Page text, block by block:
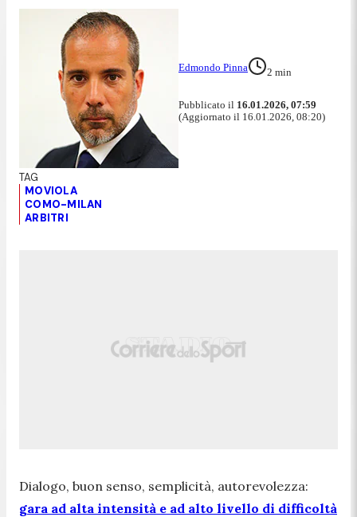
Edmondo Pinna 2 min
Pubblicato il 16.01.2026, 07:59
(Aggiornato il 16.01.2026, 08:20)
MOVIOLA
COMO-MILAN
ARBITRI
Dialogo, buon senso, semplicità, autorevolezza:
gara ad alta intensità e ad alto livello di difficoltà